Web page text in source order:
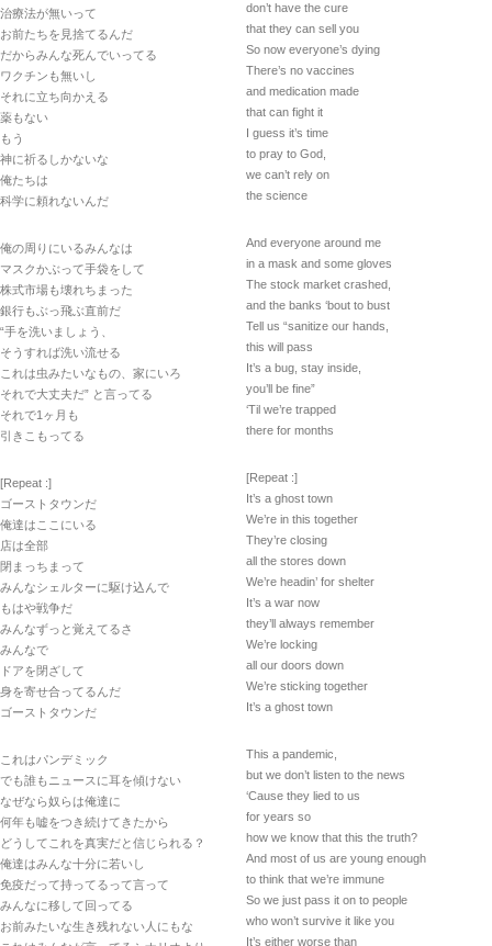
治療法が無いって
お前たちを見捨てるんだ
だからみんな死んでいってる
ワクチンも無いし
それに立ち向かえる
薬もない
もう
神に祈るしかないな
俺たちは
科学に頼れないんだ
俺の周りにいるみんなは
マスクかぶって手袋をして
株式市場も壊れちまった
銀行もぶっ飛ぶ直前だ
“手を洗いましょう、
そうすれば洗い流せる
これは虫みたいなもの、家にいろ
それで大丈夫だ” と言ってる
それで1ヶ月も
引きこもってる
[Repeat :]
ゴーストタウンだ
俺達はここにいる
店は全部
閉まっちまって
みんなシェルターに駆け込んで
もはや戦争だ
みんなずっと覚えてるさ
みんなで
ドアを閉ざして
身を寄せ合ってるんだ
ゴーストタウンだ
これはパンデミック
でも誰もニュースに耳を傾けない
なぜなら奴らは俺達に
何年も嘘をつき続けてきたから
どうしてこれを真実だと信じられる？
俺達はみんな十分に若いし
免疫だって持ってるって言って
みんなに移して回ってる
お前みたいな生き残れない人にもな
don’t have the cure
that they can sell you
So now everyone’s dying
There’s no vaccines
and medication made
that can fight it
I guess it’s time
to pray to God,
we can’t rely on
the science
And everyone around me
in a mask and some gloves
The stock market crashed,
and the banks ‘bout to bust
Tell us “sanitize our hands,
this will pass
It’s a bug, stay inside,
you’ll be fine”
‘Til we’re trapped
there for months
[Repeat :]
It’s a ghost town
We’re in this together
They’re closing
all the stores down
We’re headin’ for shelter
It’s a war now
they’ll always remember
We’re locking
all our doors down
We’re sticking together
It’s a ghost town
This a pandemic,
but we don’t listen to the news
‘Cause they lied to us
for years so
how we know that this the truth?
And most of us are young enough
to think that we’re immune
So we just pass it on to people
who won’t survive it like you
It’s either worse than